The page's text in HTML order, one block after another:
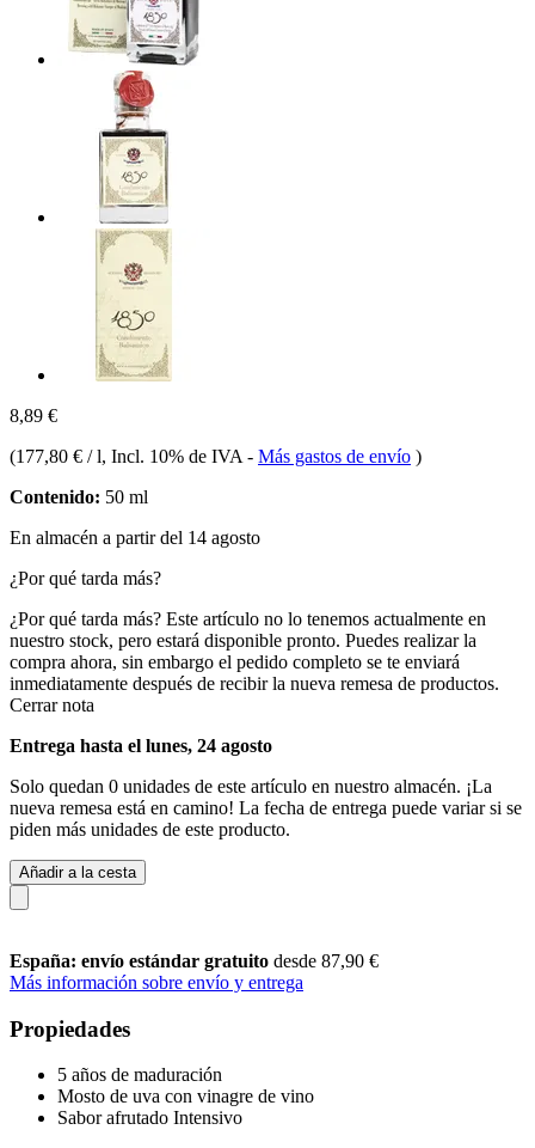
8,89 €
(177,80 € / l, Incl. 10% de IVA - Más gastos de envío )
Contenido: 50 ml
En almacén a partir del 14 agosto
¿Por qué tarda más?
¿Por qué tarda más? Este artículo no lo tenemos actualmente en
nuestro stock, pero estará disponible pronto. Puedes realizar la
compra ahora, sin embargo el pedido completo se te enviará
inmediatamente después de recibir la nueva remesa de productos.
Cerrar nota
Entrega hasta el lunes, 24 agosto
Solo quedan 0 unidades de este artículo en nuestro almacén. ¡La
nueva remesa está en camino! La fecha de entrega puede variar si se
piden más unidades de este producto.
Añadir a la cesta
España: envío estándar gratuito desde 87,90 €
Más información sobre envío y entrega
Propiedades
5 años de maduración
Mosto de uva con vinagre de vino
Sabor afrutado Intensivo